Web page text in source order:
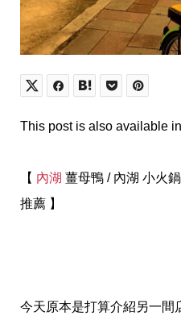
This post is also available
【 內湖 薑母鴨 / 內湖 小火
推薦 】
今天原本是打算介紹另一間